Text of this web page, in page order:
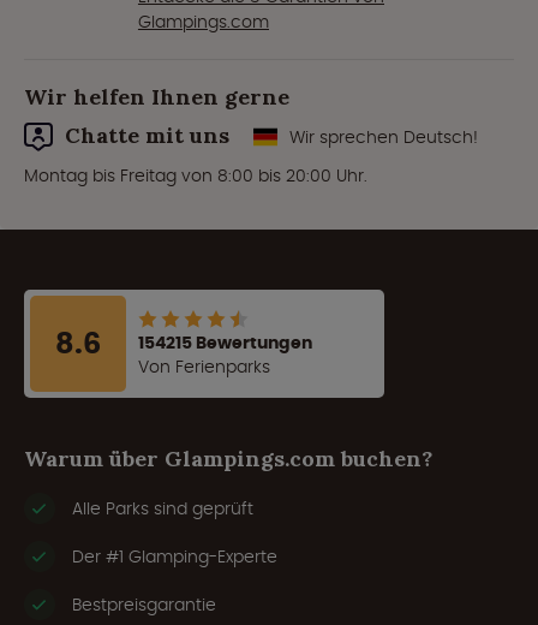
Glampings.com
Wir helfen Ihnen gerne
Chatte mit uns
Wir sprechen Deutsch!
Montag bis Freitag von 8:00 bis 20:00 Uhr.
8.6
154215 Bewertungen
Von Ferienparks
Warum über Glampings.com buchen?
Alle Parks sind geprüft
Der #1 Glamping-Experte
Bestpreisgarantie